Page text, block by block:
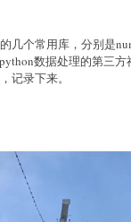
几个常用库，分别是
数据处理的第三
记录下来。